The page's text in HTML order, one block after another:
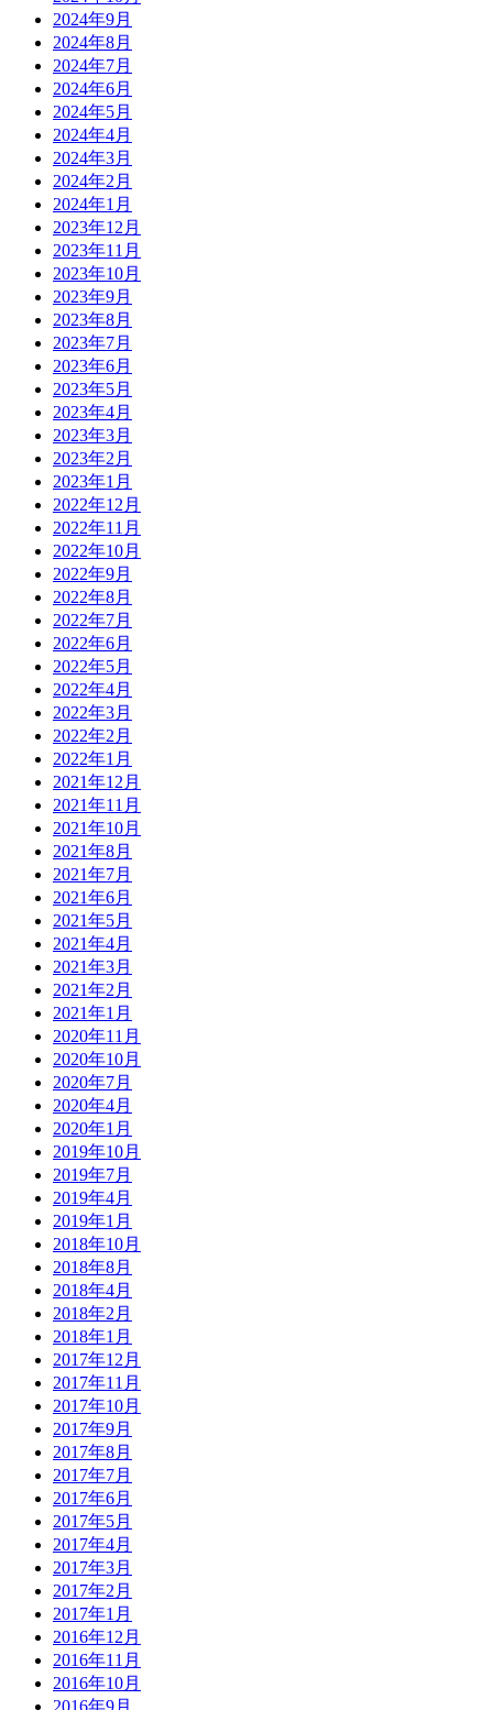
2024年9月
2024年8月
2024年7月
2024年6月
2024年5月
2024年4月
2024年3月
2024年2月
2024年1月
2023年12月
2023年11月
2023年10月
2023年9月
2023年8月
2023年7月
2023年6月
2023年5月
2023年4月
2023年3月
2023年2月
2023年1月
2022年12月
2022年11月
2022年10月
2022年9月
2022年8月
2022年7月
2022年6月
2022年5月
2022年4月
2022年3月
2022年2月
2022年1月
2021年12月
2021年11月
2021年10月
2021年8月
2021年7月
2021年6月
2021年5月
2021年4月
2021年3月
2021年2月
2021年1月
2020年11月
2020年10月
2020年7月
2020年4月
2020年1月
2019年10月
2019年7月
2019年4月
2019年1月
2018年10月
2018年8月
2018年4月
2018年2月
2018年1月
2017年12月
2017年11月
2017年10月
2017年9月
2017年8月
2017年7月
2017年6月
2017年5月
2017年4月
2017年3月
2017年2月
2017年1月
2016年12月
2016年11月
2016年10月
2016年9月